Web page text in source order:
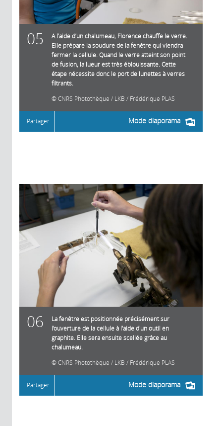
05
A l’aide d’un chalumeau, Florence chauffe le verre.
Elle prépare la soudure de la fenêtre qui viendra
fermer la cellule. Quand le verre atteint son point
de fusion, la lueur est très éblouissante. Cette
étape nécessite donc le port de lunettes à verres
filtrants.
CNRS Photothèque / LKB / Frédérique PLAS
Mode diaporama
Partager
06
La fenêtre est positionnée précisément sur
l’ouverture de la cellule à l'aide d'un outil en
graphite. Elle sera ensuite scellée grâce au
chalumeau.
CNRS Photothèque / LKB / Frédérique PLAS
Mode diaporama
Partager